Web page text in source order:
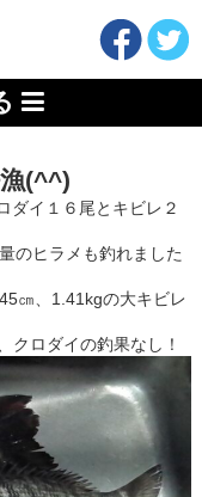
(^^)
ダイ１６尾とキビレ２
のヒラメも釣れました
㎝、1.41kgの大キビレ
クロダイの釣果なし！